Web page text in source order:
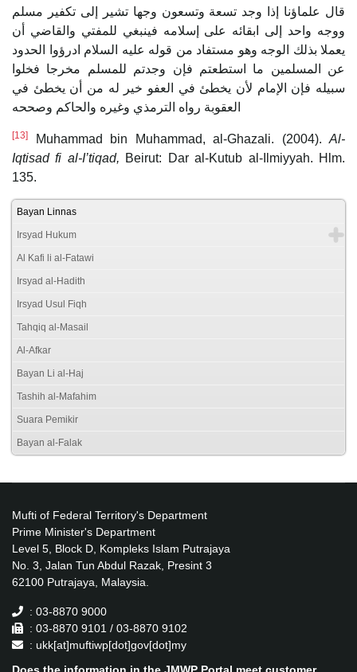
قال علماؤنا إذا وجد تسعة وتسعون وجها تشير إلى تكفير مسلم
ووجه واحد إلى ابقائه على إسلامه فينبغي للمفتي والقاضي أن
يعملا بذلك الوجه وهو مستفاد من قوله عليه السلام ادرؤوا الحدود
عن المسلمين ما استطعتم فإن وجدتم للمسلم مخرجا فخلوا
سبيله فإن الإمام لأن يخطئ في العفو خير له من أن يخطئ في
العقوبة رواه الترمذي وغيره والحاكم وصححه
[13] Muhammad bin Muhammad, al-Ghazali. (2004). Al-
Iqtisad fi al-I’tiqad, Beirut: Dar al-Kutub al-Ilmiyyah. Hlm.
135.
Bayan Linnas
Irsyad Hukum
Al Kafi li al-Fatawi
Irsyad al-Hadith
Irsyad Usul Fiqh
Tahqiq al-Masail
Al-Afkar
Bayan Li al-Haj
Tashih al-Mafahim
Suara Pemikir
Bayan al-Falak
Mufti of Federal Territory's Department
Prime Minister's Department
Level 5, Block D, Kompleks Islam Putrajaya
No. 3, Jalan Tun Abdul Razak, Presint 3
62100 Putrajaya, Malaysia.
: 03-8870 9000
: 03-8870 9101 / 03-8870 9102
: ukk[at]muftiwp[dot]gov[dot]my
Does the information in the JMWP Portal meet customer